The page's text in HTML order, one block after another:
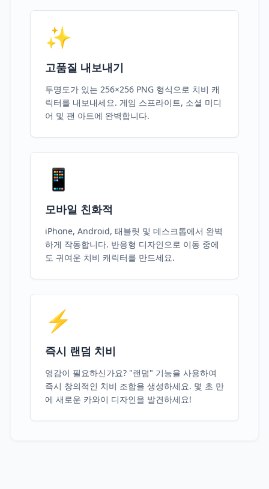
✨
고품질 내보내기
투명도가 있는 256×256 PNG 형식으로 치비 캐
릭터를 내보내세요. 게임 스프라이트, 소셜 미디
어 및 팬 아트에 완벽합니다.
📱
모바일 친화적
iPhone, Android, 태블릿 및 데스크톱에서 완벽
하게 작동합니다. 반응형 디자인으로 이동 중에
도 귀여운 치비 캐릭터를 만드세요.
⚡
즉시 랜덤 치비
영감이 필요하신가요? "랜덤" 기능을 사용하여
즉시 창의적인 치비 조합을 생성하세요. 몇 초 만
에 새로운 카와이 디자인을 발견하세요!